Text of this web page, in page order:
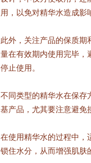
用，以免对精华水造成影
此外，关注产品的保质
量在有效期内使用完毕，
停止使用。
不同类型的精华水在保存
基产品，尤其要注意避免
在使用精华水的过程中，
锁住水分，从而增强肌肤